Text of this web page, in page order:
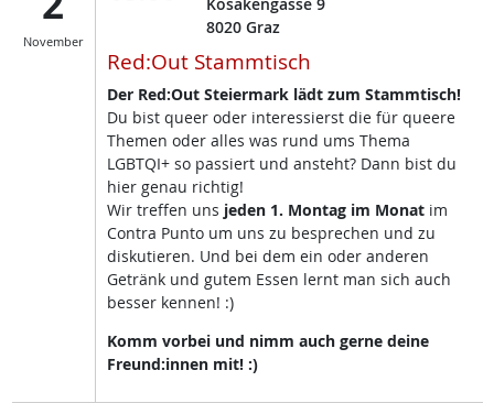
November
Kosakengasse 9
8020 Graz
Red:Out Stammtisch
Der Red:Out Steiermark lädt zum Stammtisch!
Du bist queer oder interessierst die für queere
Themen oder alles was rund ums Thema
LGBTQI+ so passiert und ansteht? Dann bist du
hier genau richtig!
Wir treffen uns jeden 1. Montag im Monatim
Contra Punto um uns zu besprechen und zu
diskutieren. Und bei dem ein oder anderen
Getränk und gutem Essen lernt man sich auch
besser kennen! :)
Komm vorbei und nimm auch gerne deine
Freund:innen mit! :)